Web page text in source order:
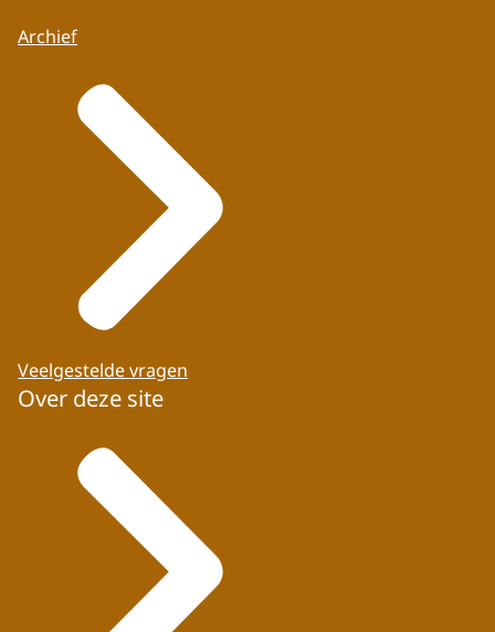
Archief
Veelgestelde vragen
Over deze site